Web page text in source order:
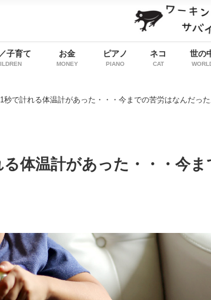
子育て お金
MONEY
ピアノ
PIANO
ネコ
CAT
世の
秒で計れる体温計があった・・・今までの苦労はなんだっ
体温計があった・・・今